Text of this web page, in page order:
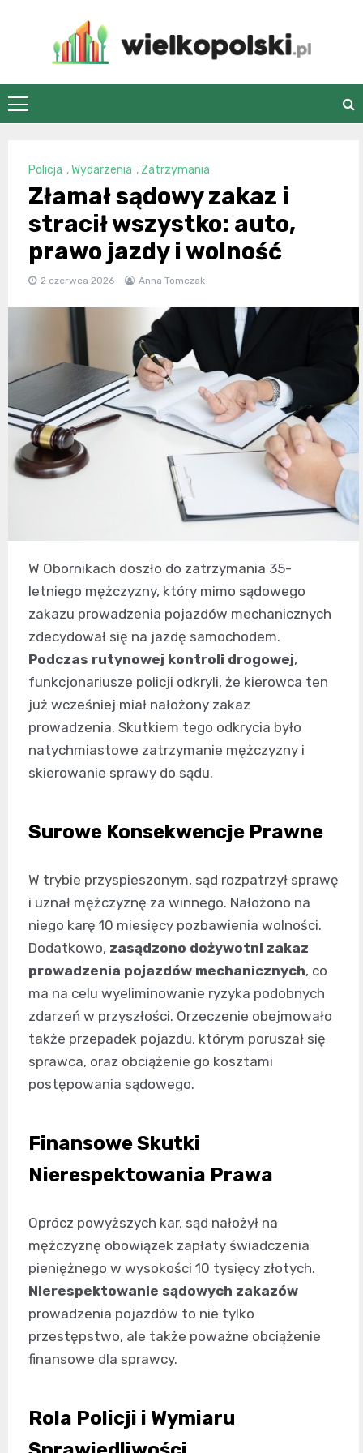
wielkopolski.pl
Policja ,Wydarzenia , Zatrzymania
Złamał sądowy zakaz i
stracił wszystko: auto,
prawo jazdy i wolność
2 czerwca 2026 Anna Tomczak
W Obornikach doszło do zatrzymania 35-
letniego mężczyzny, który mimo sądowego
zakazu prowadzenia pojazdów mechanicznych
zdecydował się na jazdę samochodem.
Podczas rutynowej kontroli drogowej,
funkcjonariusze policji odkryli, że kierowca ten
już wcześniej miał nałożony zakaz
prowadzenia. Skutkiem tego odkrycia było
natychmiastowe zatrzymanie mężczyzny i
skierowanie sprawy do sądu.
Surowe Konsekwencje Prawne
W trybie przyspieszonym, sąd rozpatrzył sprawę
i uznał mężczyznę za winnego. Nałożono na
niego karę 10 miesięcy pozbawienia wolności.
Dodatkowo, zasądzono dożywotni zakaz
prowadzenia pojazdów mechanicznych, co
ma na celu wyeliminowanie ryzyka podobnych
zdarzeń w przyszłości. Orzeczenie obejmowało
także przepadek pojazdu, którym poruszał się
sprawca, oraz obciążenie go kosztami
postępowania sądowego.
Finansowe Skutki
Nierespektowania Prawa
Oprócz powyższych kar, sąd nałożył na
mężczyznę obowiązek zapłaty świadczenia
pieniężnego w wysokości 10 tysięcy złotych.
Nierespektowanie sądowych zakazów
prowadzenia pojazdów to nie tylko
przestępstwo, ale także poważne obciążenie
finansowe dla sprawcy.
Rola Policji i Wymiaru